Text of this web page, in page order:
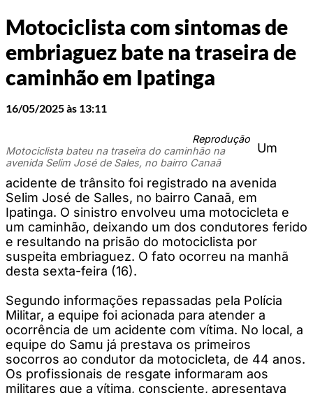
Motociclista com sintomas de
embriaguez bate na traseira de
caminhão em Ipatinga
16/05/2025 às 13:11
Reprodução
Motociclista bateu na traseira do caminhão na
avenida Selim José de Sales, no bairro Canaã
Um
acidente de trânsito foi registrado na avenida
Selim José de Salles, no bairro Canaã, em
Ipatinga. O sinistro envolveu uma motocicleta e
um caminhão, deixando um dos condutores ferido
e resultando na prisão do motociclista por
suspeita embriaguez. O fato ocorreu na manhã
desta sexta-feira (16).
Segundo informações repassadas pela Polícia
Militar, a equipe foi acionada para atender a
ocorrência de um acidente com vítima. No local, a
equipe do Samu já prestava os primeiros
socorros ao condutor da motocicleta, de 44 anos.
Os profissionais de resgate informaram aos
militares que a vítima, consciente, apresentava